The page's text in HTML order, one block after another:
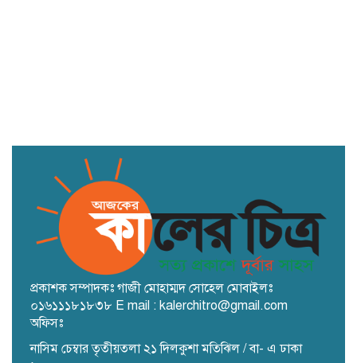
প্রকাশক সম্পাদকঃ গাজী মোহাম্মদ সোহেল মোবাইলঃ
০১৬১১১৮১৮৩৮ E mail : kalerchitro@gmail.com
অফিসঃ
নাসিম চেম্বার তৃতীয়তলা ২১ দিলকুশা মতিঝিল / বা- এ ঢাকা